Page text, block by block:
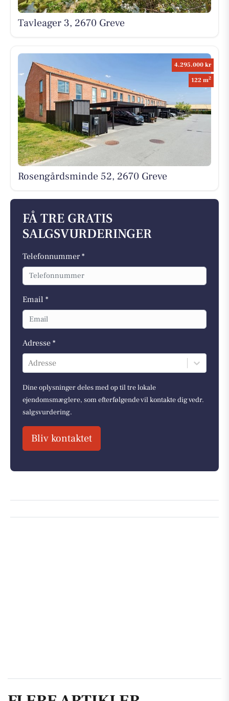
Tavleager 3, 2670 Greve
4.295.000 kr
122 m2
Rosengårdsminde 52, 2670 Greve
FÅ TRE GRATIS
SALGSVURDERINGER
Telefonnummer *
Email *
Adresse *
Adresse
Dine oplysninger deles med op til tre lokale
ejendomsmæglere, som efterfølgende vil kontakte dig vedr.
salgsvurdering.
Bliv kontaktet